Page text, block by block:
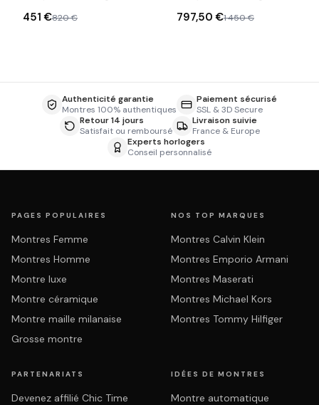
451 €820 €
en aluminum magnesium
797,50 €1 450 €
Authenticité garantie
Montres 100% authentiques
Paiement sécurisé
SSL & 3D Secure
Retour 14 jours
Satisfait ou remboursé
Livraison suivie
France & Europe
Experts horlogers
Conseil personnalisé
PAGES POPULAIRES
Montres Femme
Montres Homme
Montre luxe
Montre céramique
Montre maille milanaise
Grosse montre
NOS TOP MARQUES
Montres Calvin Klein
Montres Emporio Armani
Montres Maserati
Montres Michael Kors
Montres Tommy Hilfiger
PARTENARIATS
Devenez affilié Chic Time
IDÉES DE MONTRES
Montre automatique